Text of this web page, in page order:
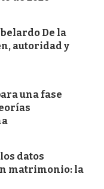
De la
autoridad y
una fase
datos
matrimonio: la